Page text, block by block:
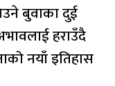
बुवाका दुई
हराउँदै
नयाँ इतिहास